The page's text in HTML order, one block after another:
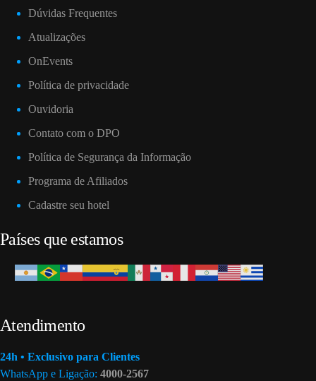
Dúvidas Frequentes
Atualizações
OnEvents
Política de privacidade
Ouvidoria
Contato com o DPO
Política de Segurança da Informação
Programa de Afiliados
Cadastre seu hotel
Países que estamos
Atendimento
24h • Exclusivo para Clientes
WhatsApp e Ligação: 4000-2567